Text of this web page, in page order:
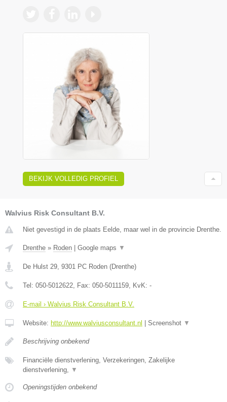
BEKIJK VOLLEDIG PROFIEL
Walvius Risk Consultant B.V.
Niet gevestigd in de plaats Eelde, maar wel in de provincie Drenthe.
Drenthe » Roden Google maps ▼
De Hulst 29, 9301 PC Roden (Drenthe)
Tel: 050-5012622, Fax: 050-5011159, KvK: -
E-mail › Walvius Risk Consultant B.V.
Website: http://www.walviusconsultant.nl Screenshot ▼
Beschrijving onbekend
Financiële dienstverlening, Verzekeringen, Zakelijke
dienstverlening, ▼
Openingstijden onbekend